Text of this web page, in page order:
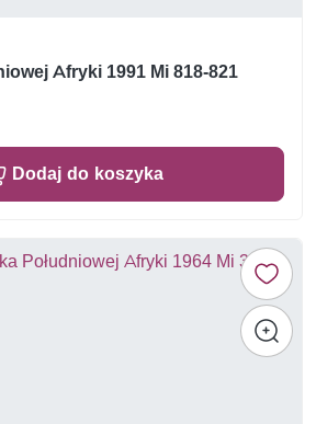
Afryki 1991 Mi 818-821
Dodaj do koszyka